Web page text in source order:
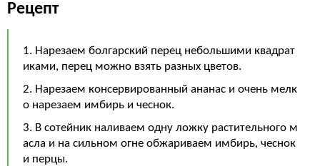
Рецепт
1. Нарезаем болгарский перец небольшими квадрат
иками, перец можно взять разных цветов.
2. Нарезаем консервированный ананас и очень мелк
о нарезаем имбирь и чеснок.
3. В сотейник наливаем одну ложку растительного м
асла и на сильном огне обжариваем имбирь, чеснок
и перцы.